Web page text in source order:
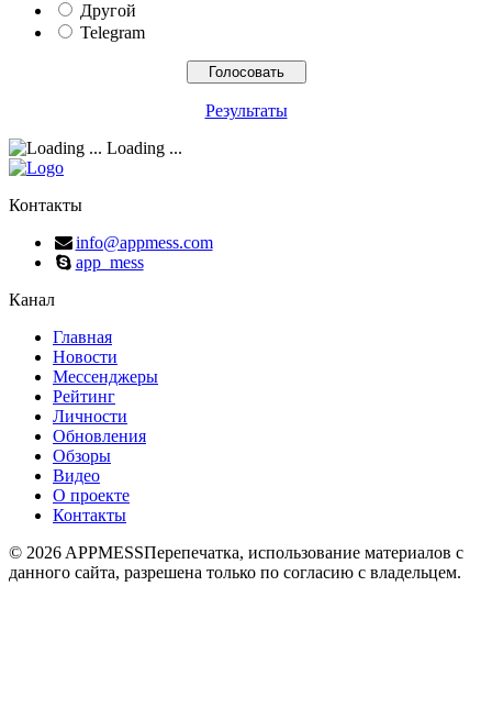
Другой
Telegram
Результаты
Loading ...
Контакты
info@appmess.com
app_mess
Канал
Главная
Новости
Мессенджеры
Рейтинг
Личности
Обновления
Обзоры
Видео
О проекте
Контакты
© 2026 APPMESSПерепечатка, использование материалов с
данного сайта, разрешена только по согласию с владельцем.